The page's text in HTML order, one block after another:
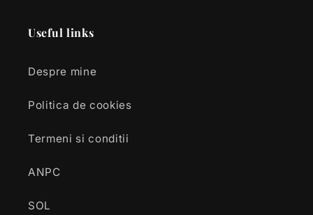
Useful links
Despre mine
Politica de cookies
Termeni si conditii
ANPC
SOL